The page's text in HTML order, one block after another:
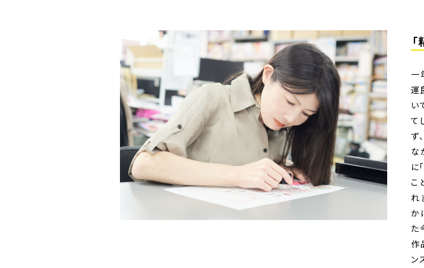
一
運
い
て
ず
な
に
こ
れ
か
た
作
ン